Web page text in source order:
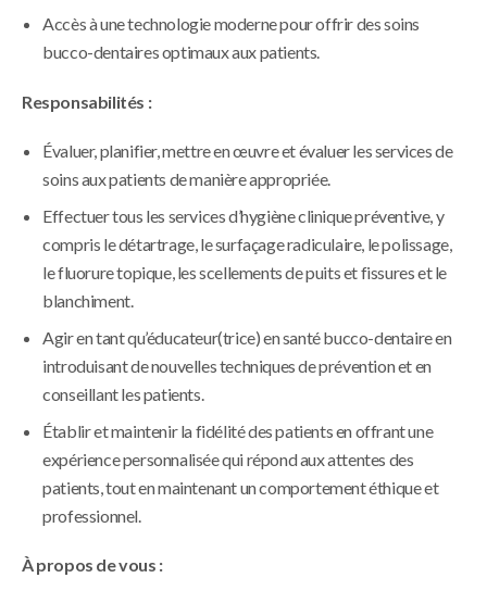
Accès à une technologie moderne pour offrir des soins
bucco-dentaires optimaux aux patients.
Responsabilités :
Évaluer, planifier, mettre en œuvre et évaluer les services de
soins aux patients de manière appropriée.
Effectuer tous les services d’hygiène clinique préventive, y
compris le détartrage, le surfaçage radiculaire, le polissage,
le fluorure topique, les scellements de puits et fissures et le
blanchiment.
Agir en tant qu’éducateur(trice) en santé bucco-dentaire en
introduisant de nouvelles techniques de prévention et en
conseillant les patients.
Établir et maintenir la fidélité des patients en offrant une
expérience personnalisée qui répond aux attentes des
patients, tout en maintenant un comportement éthique et
professionnel.
À propos de vous :